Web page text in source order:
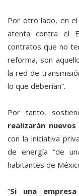
Por otro lado, en el
atenta contra el
contratos que no
reforma, son
la red de
lo que deberían”.
Por tanto,
realizarán
con la iniciativa
de energía “de
habitantes de
“Si una